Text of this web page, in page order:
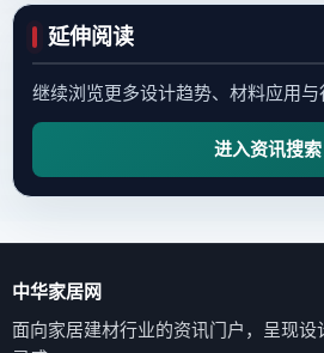
延伸阅读
继续浏览更多设计趋势、材料应用与
进入资讯搜索
中华家居网
面向家居建材行业的资讯门户，呈现